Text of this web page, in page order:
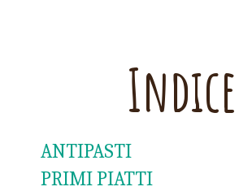
Indice
ANTIPASTI
PRIMI PIATTI